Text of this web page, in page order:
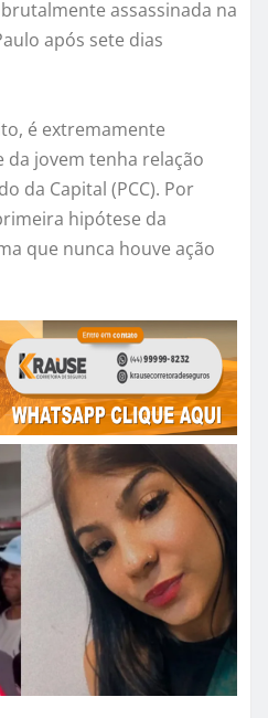
assassinada na
após sete dias
é extremamente
jovem tenha relação
da Capital (PCC). Por
hipótese da
que nunca houve ação